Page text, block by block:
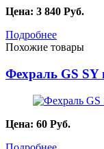
Цена: 3 840 Руб.
Подробнее
Похожие товары
Фехраль GS SY
Цена: 60 Руб.